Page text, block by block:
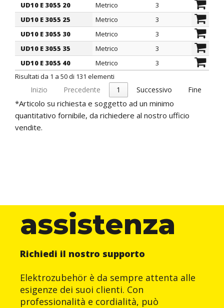
UD10 E 3055 20
Metrico 3
UD10 E 3055 25
Metrico 3
UD10 E 3055 30
Metrico 3
UD10 E 3055 35
Metrico 3
UD10 E 3055 40
Metrico 3
Risultati da 1 a 50 di 131 elementi
Inizio Precedente 1 Successivo Fine
*Articolo su richiesta e soggetto ad un minimo
quantitativo fornibile, da richiedere al nostro ufficio
vendite.
assistenza
Richiedi il nostro supporto
Elektrozubehör è da sempre attenta alle
esigenze dei suoi clienti. Con
professionalità e cordialità, può